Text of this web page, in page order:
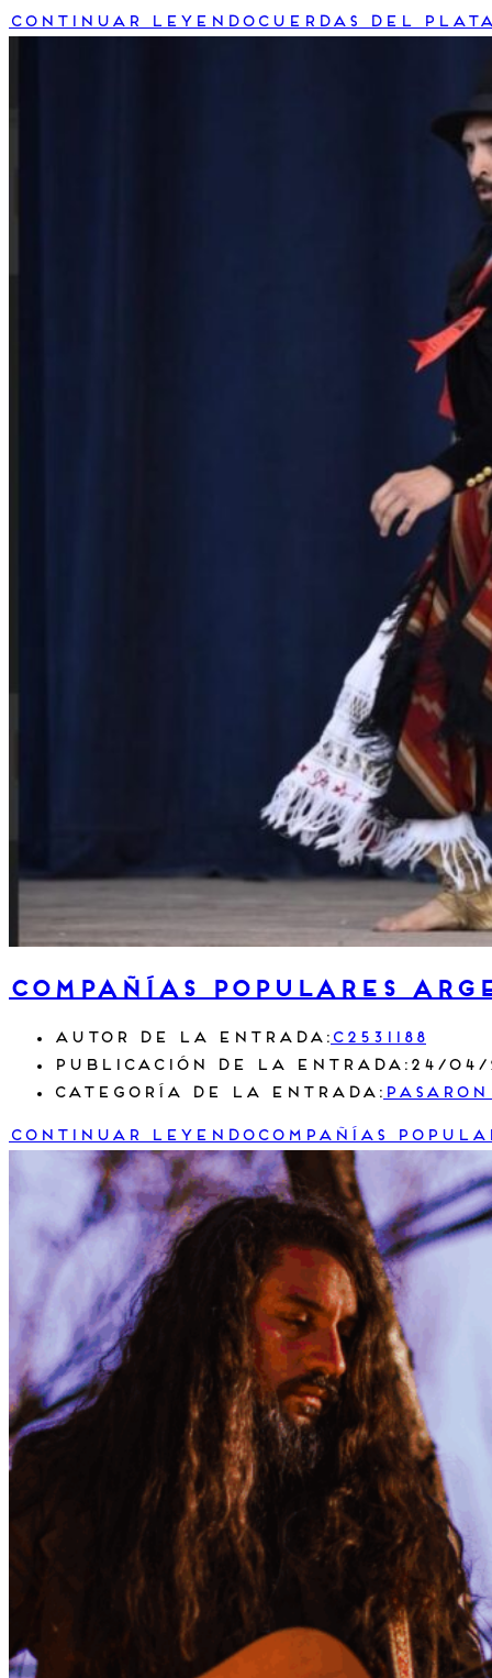
Continuar leyendo Cuerdas del
Compañías Populares
Autor de la entrada: c2531188
Publicación de la entrada: 24/04/
Categoría de la entrada:
Continuar leyendo Compañías